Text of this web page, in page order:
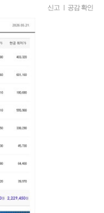
신고 | 공감 확인